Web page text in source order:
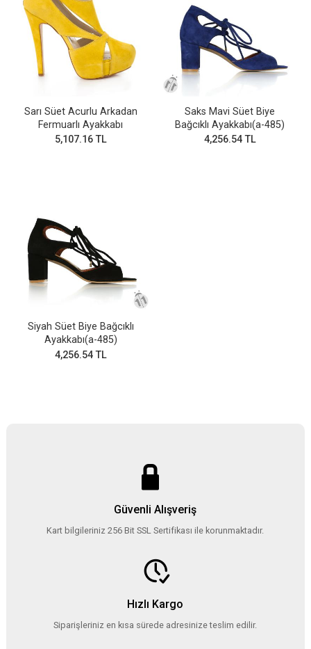
Sarı Süet Acurlu Arkadan
Fermuarlı Ayakkabı
5,107.16 TL
Saks Mavi Süet Biye
Bağcıklı Ayakkabı(a-485)
4,256.54 TL
Siyah Süet Biye Bağcıklı
Ayakkabı(a-485)
4,256.54 TL
Güvenli Alışveriş
Kart bilgileriniz 256 Bit SSL Sertifikası ile korunmaktadır.
Hızlı Kargo
Siparişleriniz en kısa sürede adresinize teslim edilir.